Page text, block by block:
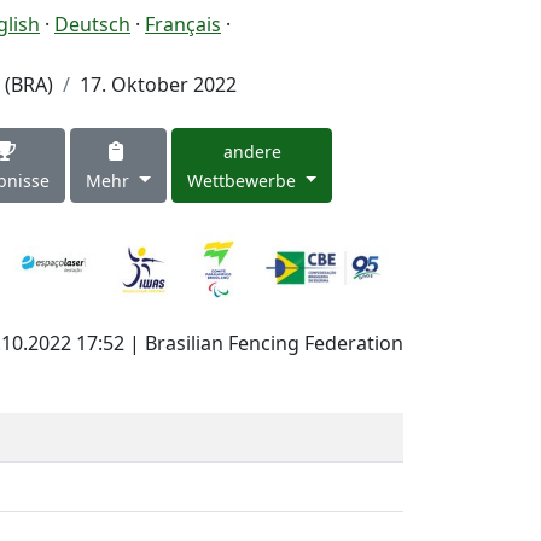
· Deutsch · Français ·
17. Oktober 2022
Mehr
andere
Wettbewerbe
17:52 | Brasilian Fencing Federation